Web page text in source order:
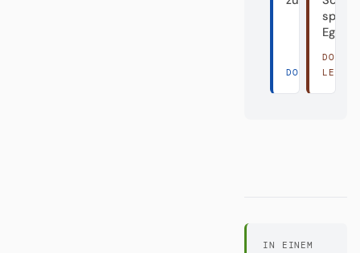
DORT LESEN
Egal.
DORT
LESEN
IN EINEM